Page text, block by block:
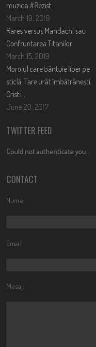
muzica #Rezist
March 19, 2019
Rares versus Mandachi sau
Confruntarea Titanilor
March 15, 2019
Moroiul care bântuie liber pe
sticlă. Tare urât îmbătrânești,
Cristi….
June 20, 2017
TWITTER FEED
Could not authenticate you.
CONTACT
Nume:
Email:
Mesaj: